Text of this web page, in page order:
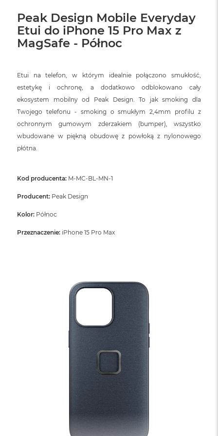
Peak Design Mobile Everyday
Etui do iPhone 15 Pro Max z
MagSafe - Północ
Etui na telefon, w którym idealnie połączono smukłość,
estetykę i ochronę, a dodatkowo odblokowano cały
ekosystem mobilny od Peak Design. To jak smoking dla
Twojego telefonu - smoking o smukłym 2,4mm profilu z
ochronnym gumowym zderzakiem (bumper), wszystko
wbudowane w piękną obudowę z powłoką z nylonowego
płótna.
Kod producenta: M-MC-BL-MN-1
Producent: Peak Design
Kolor: Północ
Przeznaczenie: iPhone 15 Pro Max